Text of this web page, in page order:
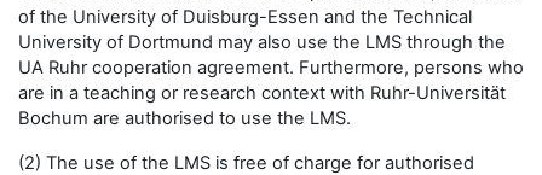
of the University of Duisburg-Essen and the Technical
University of Dortmund may also use the LMS through the
UA Ruhr cooperation agreement. Furthermore, persons who
are in a teaching or research context with Ruhr-Universität
Bochum are authorised to use the LMS.
(2) The use of the LMS is free of charge for authorised